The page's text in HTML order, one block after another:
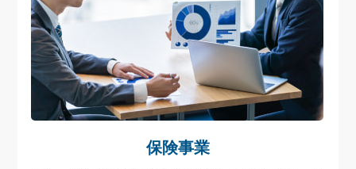
保険事業